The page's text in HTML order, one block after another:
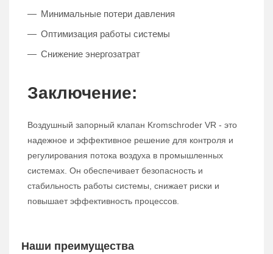
Минимальные потери давления
Оптимизация работы системы
Снижение энергозатрат
Заключение:
Воздушный запорный клапан Kromschroder VR - это
надежное и эффективное решение для контроля и
регулирования потока воздуха в промышленных
системах. Он обеспечивает безопасность и
стабильность работы системы, снижает риски и
повышает эффективность процессов.
Наши преимущества